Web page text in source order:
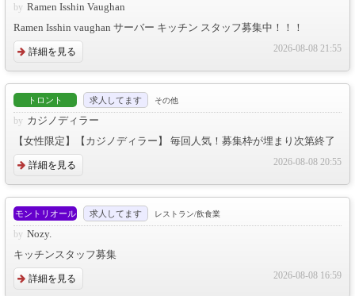
Ramen Isshin Vaughan
Ramen Isshin vaughan サーバー キッチン スタッフ募集中！！！
詳細を見る 2026-08-08 21:55
トロント 求人してます その他
カジノディラー
【女性限定】【カジノディラー】 毎回人気！募集枠が埋まり次第終了
詳細を見る 2026-08-08 20:55
モントリオール 求人してます レストラン/飲食業
Nozy.
キッチンスタッフ募集
詳細を見る 2026-08-08 16:59